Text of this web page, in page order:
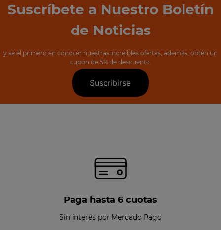
Suscríbete a Nuestro Boletín
de Noticias
y se el primero en conocer nuestras increíbles ofertas, además, obtén un
cupón de 5% de descuento.
Suscribirse
Paga hasta 6 cuotas
Sin interés por Mercado Pago